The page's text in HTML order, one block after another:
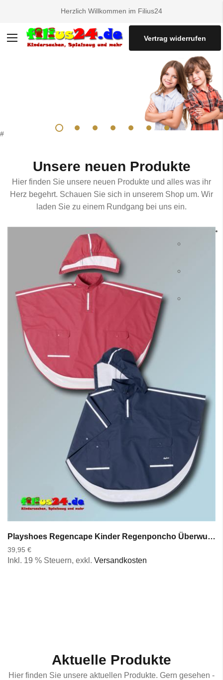
Herzlich Willkommen im Filius24
Navigation
Vertrag widerrufen
#
Unsere neuen Produkte
Hier finden Sie unsere neuen Produkte und alles was ihr
Herz begehrt. Schauen Sie sich in unserem Shop um. Wir
laden Sie zu einem Rundgang bei uns ein.
Playshoes Regencape Kinder Regenponcho Überwurf langer Rücken rot blau 116 b 152
39,95 €
Inkl. 19 % Steuern, exkl. Versandkosten
Aktuelle Produkte
Hier finden Sie unsere aktuellen Produkte. Gern gesehen -